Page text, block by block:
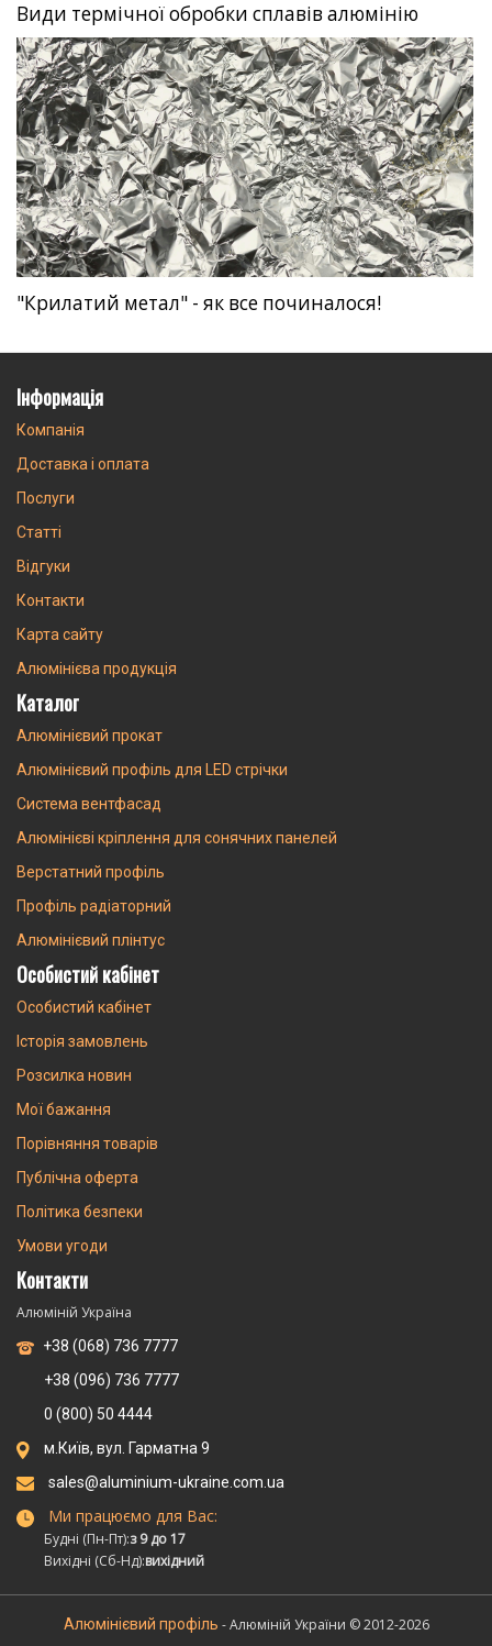
Види термічної обробки сплавів алюмінію
"Крилатий метал" - як все починалося!
Інформація
Компанія
Доставка і оплата
Послуги
Статті
Відгуки
Контакти
Карта сайту
Алюмінієва продукція
Каталог
Алюмінієвий прокат
Алюмінієвий профіль для LED стрічки
Система вентфасад
Алюмінієві кріплення для сонячних панелей
Верстатний профіль
Профіль радіаторний
Алюмінієвий плінтус
Особистий кабінет
Особистий кабінет
Історія замовлень
Розсилка новин
Мої бажання
Порівняння товарів
Публічна оферта
Політика безпеки
Умови угоди
Контакти
Алюміній Україна
+38 (068) 736 7777
+38 (096) 736 7777
0 (800) 50 4444
м.Київ, вул. Гарматна 9
sales@aluminium-ukraine.com.ua
Ми працюємо для Вас:
Будні (Пн-Пт):з 9 до 17
Вихідні (Сб-Нд):вихідний
Алюмінієвий профіль - Алюміній України © 2012-2026